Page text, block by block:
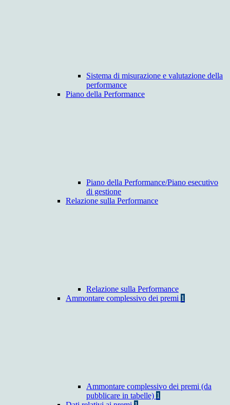
Sistema di misurazione e valutazione della
performance
Piano della Performance
Piano della Performance/Piano esecutivo
di gestione
Relazione sulla Performance
Relazione sulla Performance
Ammontare complessivo dei premi 1
Ammontare complessivo dei premi (da
pubblicare in tabelle) 1